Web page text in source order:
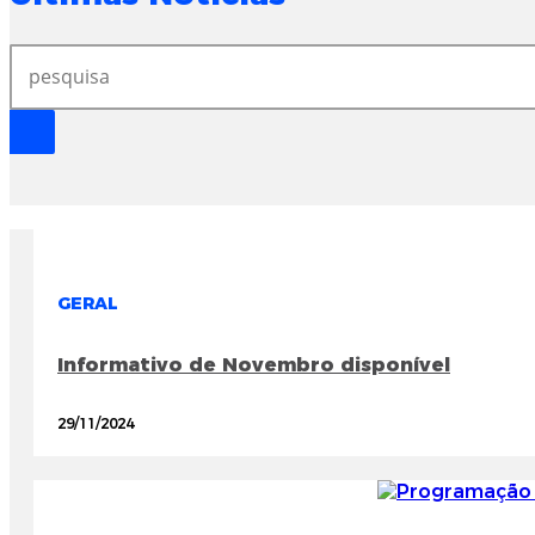
GERAL
Informativo de Novembro disponível
29/11/2024